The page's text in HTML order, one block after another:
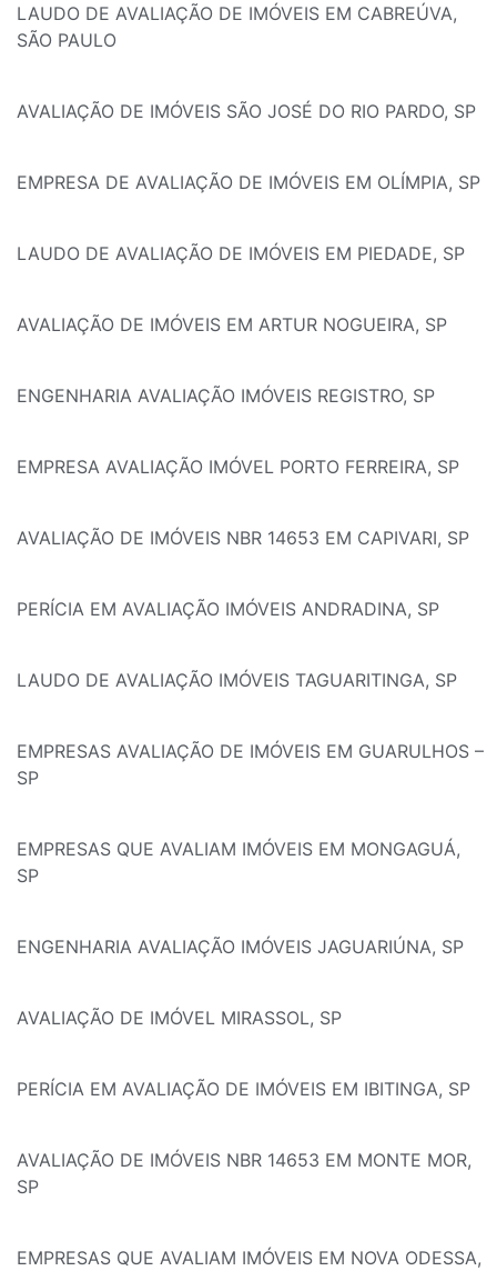
LAUDO DE AVALIAÇÃO DE IMÓVEIS EM CABREÚVA,
SÃO PAULO
AVALIAÇÃO DE IMÓVEIS SÃO JOSÉ DO RIO PARDO, SP
EMPRESA DE AVALIAÇÃO DE IMÓVEIS EM OLÍMPIA, SP
LAUDO DE AVALIAÇÃO DE IMÓVEIS EM PIEDADE, SP
AVALIAÇÃO DE IMÓVEIS EM ARTUR NOGUEIRA, SP
ENGENHARIA AVALIAÇÃO IMÓVEIS REGISTRO, SP
EMPRESA AVALIAÇÃO IMÓVEL PORTO FERREIRA, SP
AVALIAÇÃO DE IMÓVEIS NBR 14653 EM CAPIVARI, SP
PERÍCIA EM AVALIAÇÃO IMÓVEIS ANDRADINA, SP
LAUDO DE AVALIAÇÃO IMÓVEIS TAGUARITINGA, SP
EMPRESAS AVALIAÇÃO DE IMÓVEIS EM GUARULHOS –
SP
EMPRESAS QUE AVALIAM IMÓVEIS EM MONGAGUÁ,
SP
ENGENHARIA AVALIAÇÃO IMÓVEIS JAGUARIÚNA, SP
AVALIAÇÃO DE IMÓVEL MIRASSOL, SP
PERÍCIA EM AVALIAÇÃO DE IMÓVEIS EM IBITINGA, SP
AVALIAÇÃO DE IMÓVEIS NBR 14653 EM MONTE MOR,
SP
EMPRESAS QUE AVALIAM IMÓVEIS EM NOVA ODESSA,